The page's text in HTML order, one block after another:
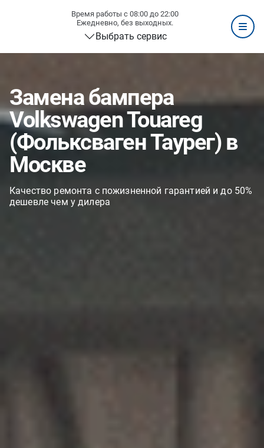
Время работы с 08:00 до 22:00
Ежедневно, без выходных.
Выбрать сервис
Замена бампера
Volkswagen Touareg
(Фольксваген Таурег) в
Москве
Качество ремонта с пожизненной гарантией и до 50%
дешевле чем у дилера